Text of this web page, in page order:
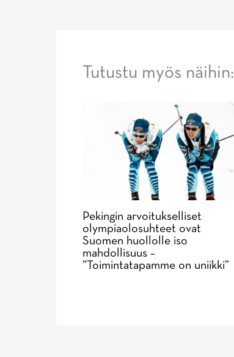
Tutustu myös näihin:
Pekingin arvoitukselliset
olympiaolosuhteet ovat
Suomen huollolle iso
mahdollisuus –
”Toimintatapamme on uniikki”